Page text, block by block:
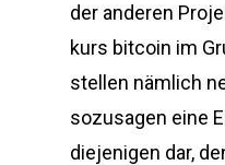
der anderen
kurs bitcoin im
stellen nämlich
sozusagen eine
diejenigen dar,